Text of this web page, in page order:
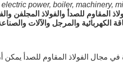
power, boiler, machinery,
المقاوم للصدأ والفولاذ المجلفن
الكهربائية والمرجل والآلات